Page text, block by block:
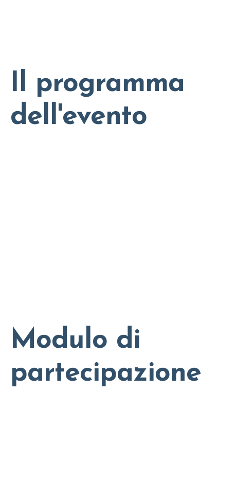
Il programma
dell'evento
Modulo di
partecipazione